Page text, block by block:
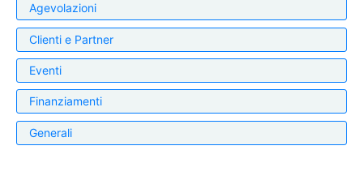
Agevolazioni
Clienti e Partner
Eventi
Finanziamenti
Generali